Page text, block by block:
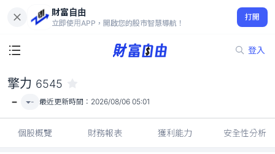
財富自由
立即使用APP，開啟您的股市智慧導航！
打開
登入
-
擎力 6545
- - 最近更新時間： 2026/08/06 05:01
個股概覽 財務報表 獲利能力 安全性分析